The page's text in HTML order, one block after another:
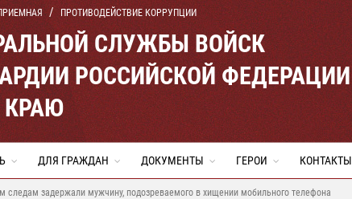
ПРОТИВОДЕЙСТВИЕ КОРРУПЦИИ
СЛУЖБЫ ВОЙСК
РОССИЙСКОЙ ФЕДЕРАЦИИ
КРАЮ
ДЛЯ ГРАЖДАН ДОКУМЕНТЫ ГЕРОИ КОНТАКТЫ
следам задержали мужчину, подозреваемого в хищении мобильного телефона